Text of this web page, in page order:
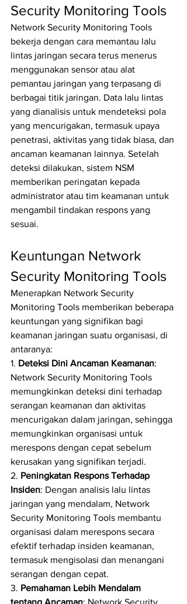
Security Monitoring Tools
Network Security Monitoring Tools
bekerja dengan cara memantau lalu
lintas jaringan secara terus menerus
menggunakan sensor atau alat
pemantau jaringan yang terpasang di
berbagai titik jaringan. Data lalu lintas
yang dianalisis untuk mendeteksi pola
yang mencurigakan, termasuk upaya
penetrasi, aktivitas yang tidak biasa, dan
ancaman keamanan lainnya. Setelah
deteksi dilakukan, sistem NSM
memberikan peringatan kepada
administrator atau tim keamanan untuk
mengambil tindakan respons yang
sesuai.
Keuntungan Network
Security Monitoring Tools
Menerapkan Network Security
Monitoring Tools memberikan beberapa
keuntungan yang signifikan bagi
keamanan jaringan suatu organisasi, di
antaranya:
1. Deteksi Dini Ancaman Keamanan:
Network Security Monitoring Tools
memungkinkan deteksi dini terhadap
serangan keamanan dan aktivitas
mencurigakan dalam jaringan, sehingga
memungkinkan organisasi untuk
merespons dengan cepat sebelum
kerusakan yang signifikan terjadi.
2. Peningkatan Respons Terhadap
Insiden: Dengan analisis lalu lintas
jaringan yang mendalam, Network
Security Monitoring Tools membantu
organisasi dalam merespons secara
efektif terhadap insiden keamanan,
termasuk mengisolasi dan menangani
serangan dengan cepat.
3. Pemahaman Lebih Mendalam
tentang Ancaman: Network Security